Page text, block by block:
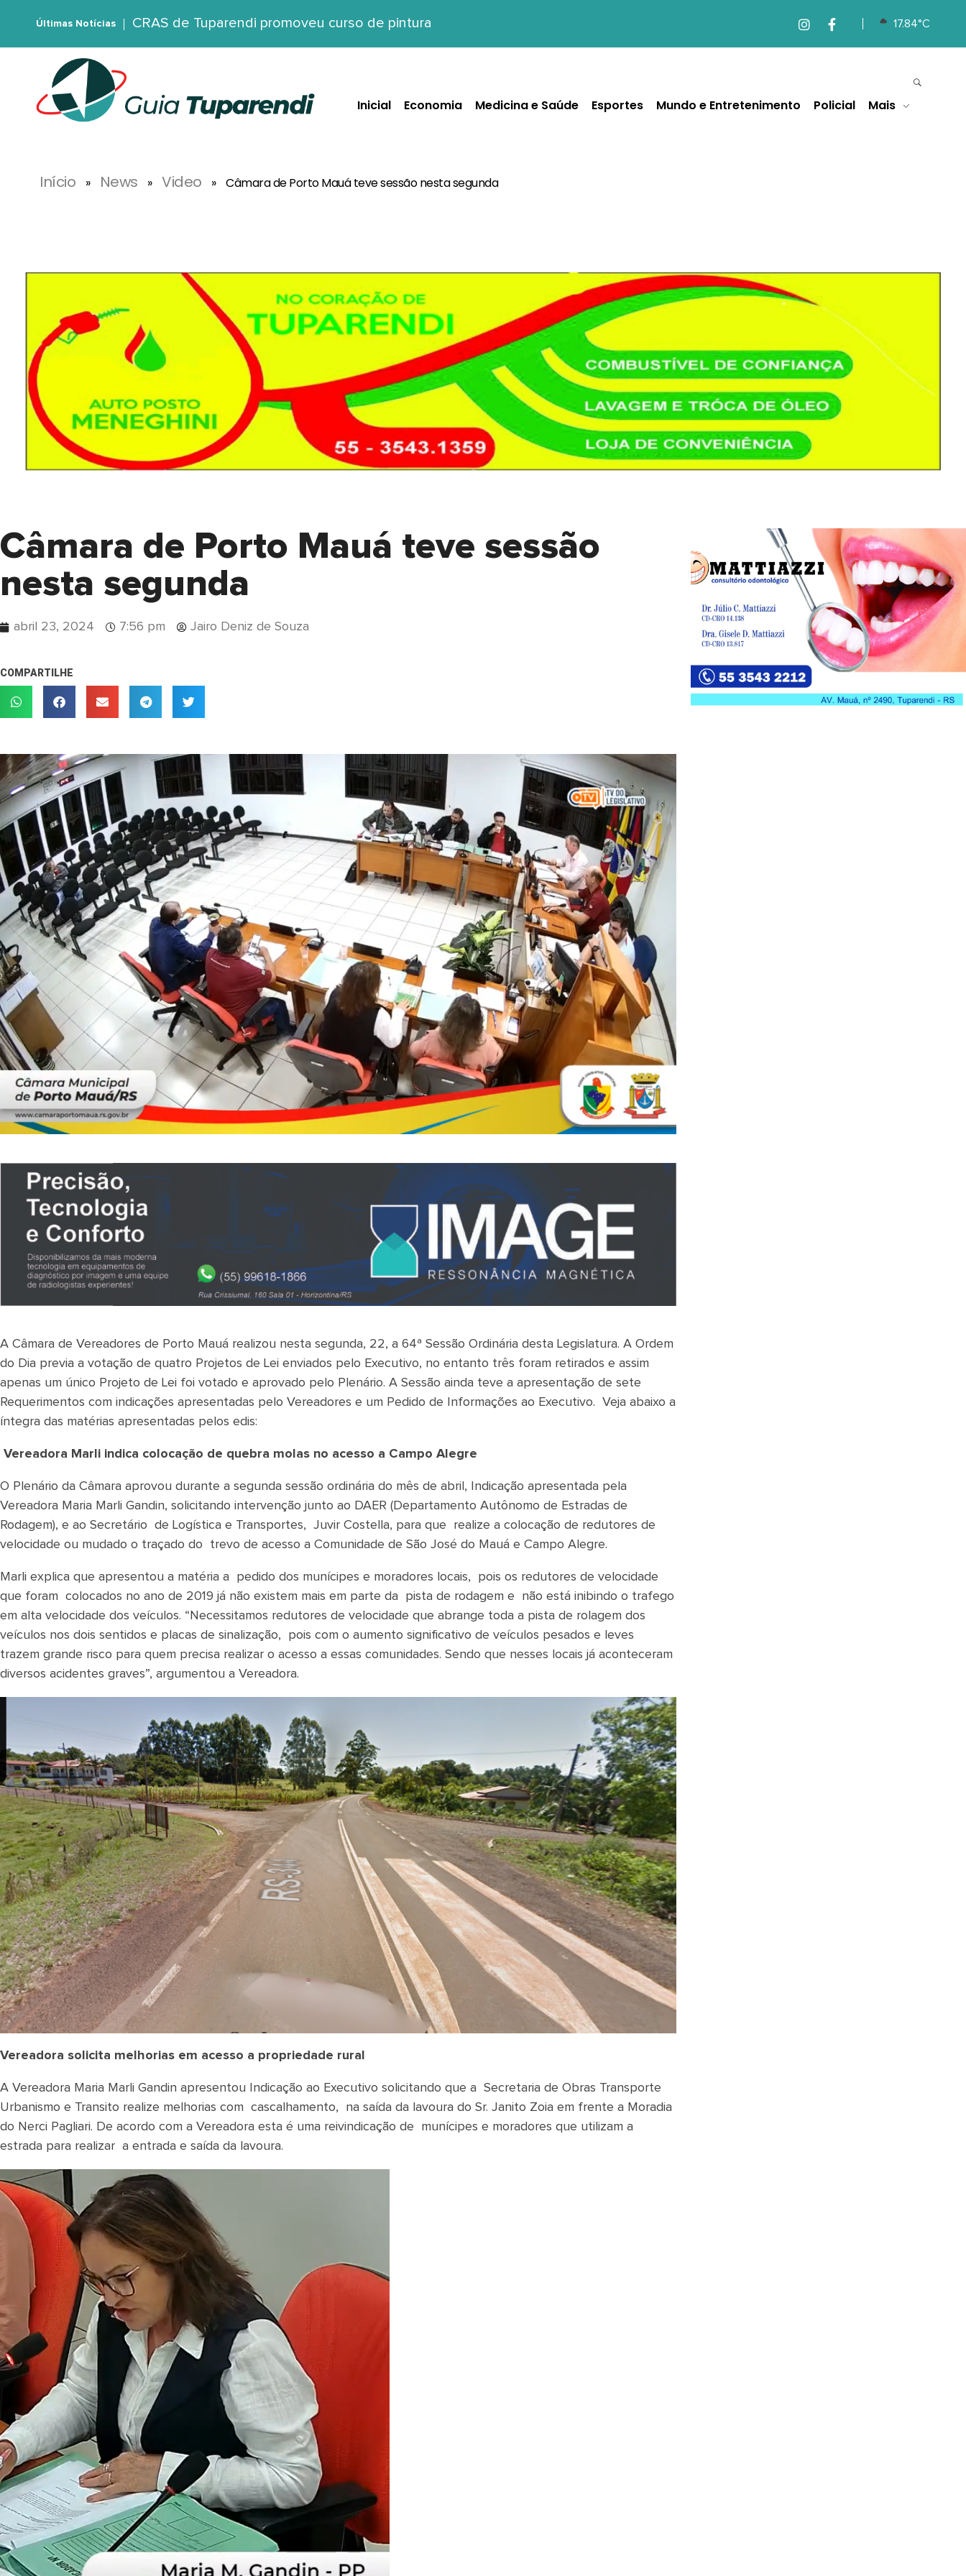
Últimas Notícias CRAS de Tuparendi promoveu curso de pintura 17.84°C
Inicial Economia Medicina e Saúde Esportes Mundo e Entretenimento Policial Mais
Início » News » Video » Câmara de Porto Mauá teve sessão nesta segunda
Câmara de Porto Mauá teve sessão
nesta segunda
abril 23, 2024 7:56 pm Jairo Deniz de Souza
COMPARTILHE
A Câmara de Vereadores de Porto Mauá realizou nesta segunda, 22, a 64ª Sessão Ordinária desta Legislatura. A Ordem
do Dia previa a votação de quatro Projetos de Lei enviados pelo Executivo, no entanto três foram retirados e assim
apenas um único Projeto de Lei foi votado e aprovado pelo Plenário. A Sessão ainda teve a apresentação de sete
Requerimentos com indicações apresentadas pelo Vereadores e um Pedido de Informações ao Executivo. Veja abaixo a
íntegra das matérias apresentadas pelos edis:
Vereadora Marli indica colocação de quebra molas no acesso a Campo Alegre
O Plenário da Câmara aprovou durante a segunda sessão ordinária do mês de abril, Indicação apresentada pela
Vereadora Maria Marli Gandin, solicitando intervenção junto ao DAER (Departamento Autônomo de Estradas de
Rodagem), e ao Secretário de Logística e Transportes, Juvir Costella, para que realize a colocação de redutores de
velocidade ou mudado o traçado do trevo de acesso a Comunidade de São José do Mauá e Campo Alegre.
Marli explica que apresentou a matéria a pedido dos munícipes e moradores locais, pois os redutores de velocidade
que foram colocados no ano de 2019 já não existem mais em parte da pista de rodagem e não está inibindo o trafego
em alta velocidade dos veículos. “Necessitamos redutores de velocidade que abrange toda a pista de rolagem dos
veículos nos dois sentidos e placas de sinalização, pois com o aumento significativo de veículos pesados e leves
trazem grande risco para quem precisa realizar o acesso a essas comunidades. Sendo que nesses locais já aconteceram
diversos acidentes graves”, argumentou a Vereadora.
Vereadora solicita melhorias em acesso a propriedade rural
A Vereadora Maria Marli Gandin apresentou Indicação ao Executivo solicitando que a Secretaria de Obras Transporte
Urbanismo e Transito realize melhorias com cascalhamento, na saída da lavoura do Sr. Janito Zoia em frente a Moradia
do Nerci Pagliari. De acordo com a Vereadora esta é uma reivindicação de munícipes e moradores que utilizam a
estrada para realizar a entrada e saída da lavoura.